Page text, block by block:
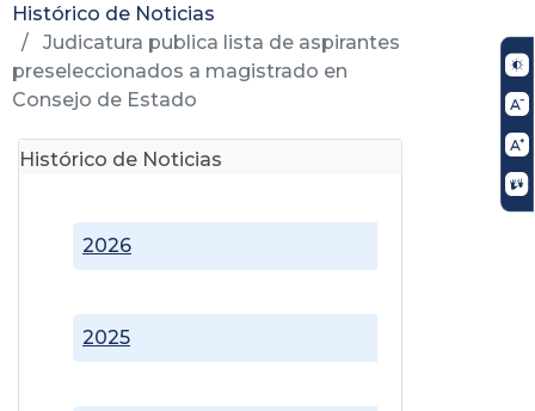
Histórico de Noticias
Judicatura publica lista de aspirantes
preseleccionados a magistrado en
Consejo de Estado
Histórico de Noticias
2025
2026